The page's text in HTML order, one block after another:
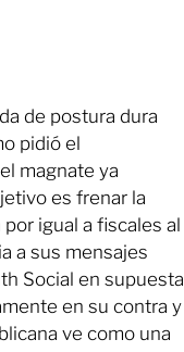
de postura dura
pidió el
magnate ya
es frenar la
igual a fiscales al
a sus mensajes
Social en supuesta
en su contra y
ve como una